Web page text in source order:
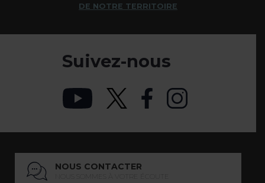
DE NOTRE TERRITOIRE
Suivez-nous
NOUS CONTACTER